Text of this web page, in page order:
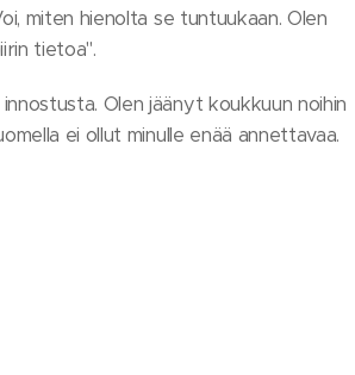
miten hienolta se tuntuukaan. Olen
tietoa".
Olen jäänyt koukkuun noihin
ei ollut minulle enää annettavaa.